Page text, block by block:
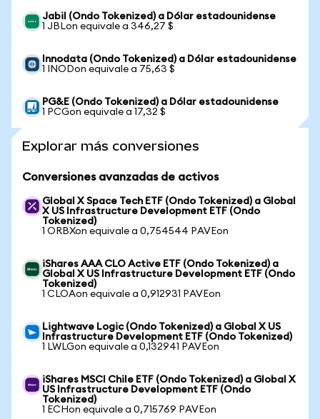
Jabil (Ondo Tokenized) a Dólar estadounidense
1 JBLon equivale a 346,27 $
Innodata (Ondo Tokenized) a Dólar estadounidense
1 INODon equivale a 75,63 $
PG&E (Ondo Tokenized) a Dólar estadounidense
1 PCGon equivale a 17,32 $
Explorar más conversiones
Conversiones avanzadas de activos
Global X Space Tech ETF (Ondo Tokenized) a Global
X US Infrastructure Development ETF (Ondo
Tokenized)
1 ORBXon equivale a 0,754544 PAVEon
iShares AAA CLO Active ETF (Ondo Tokenized) a
Global X US Infrastructure Development ETF (Ondo
Tokenized)
1 CLOAon equivale a 0,912931 PAVEon
Lightwave Logic (Ondo Tokenized) a Global X US
Infrastructure Development ETF (Ondo Tokenized)
1 LWLGon equivale a 0,132941 PAVEon
iShares MSCI Chile ETF (Ondo Tokenized) a Global X
US Infrastructure Development ETF (Ondo
Tokenized)
1 ECHon equivale a 0,715769 PAVEon